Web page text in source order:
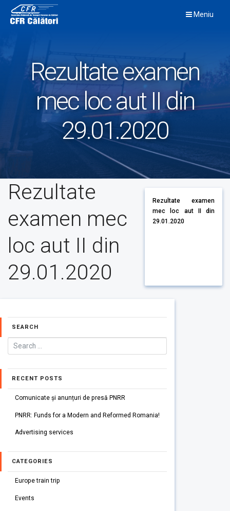
content
Meniu
Rezultate examen
mec loc aut II din
29.01.2020
Rezultate
examen mec
loc aut II din
29.01.2020
Rezultate examen
mec loc aut II din
29.01.2020
SEARCH
RECENT POSTS
Comunicate și anunțuri de presă PNRR
PNRR: Funds for a Modern and Reformed Romania!
Advertising services
CATEGORIES
Europe train trip
Events